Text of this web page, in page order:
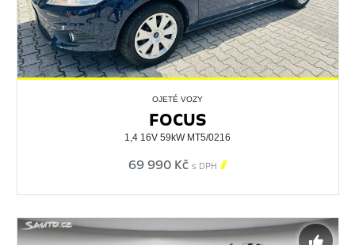
OJETÉ VOZY
FOCUS
1,4 16V 59kW MT5/0216
69 990 Kč s DPH 